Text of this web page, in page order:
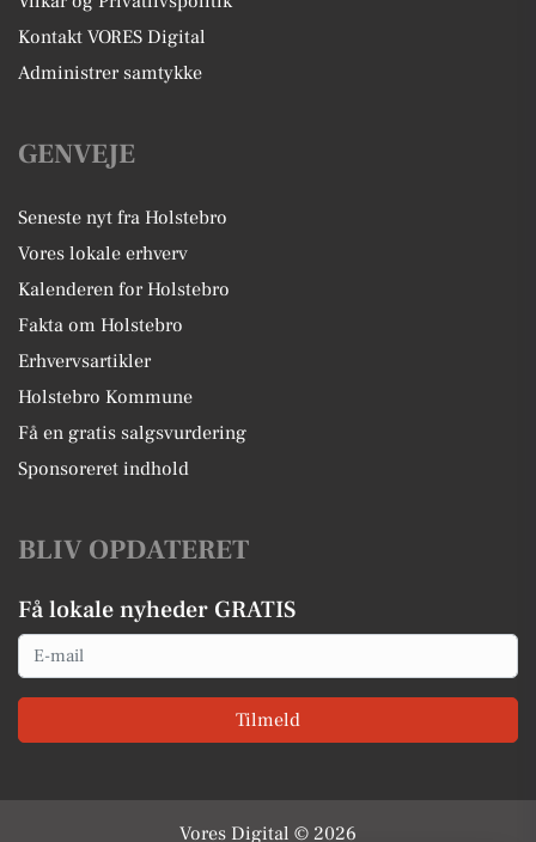
Kontakt VORES Digital
Administrer samtykke
GENVEJE
Seneste nyt fra Holstebro
Vores lokale erhverv
Kalenderen for Holstebro
Fakta om Holstebro
Erhvervsartikler
Holstebro Kommune
Få en gratis salgsvurdering
Sponsoreret indhold
BLIV OPDATERET
Få lokale nyheder GRATIS
Email
Tilmeld
Vores Digital © 2026